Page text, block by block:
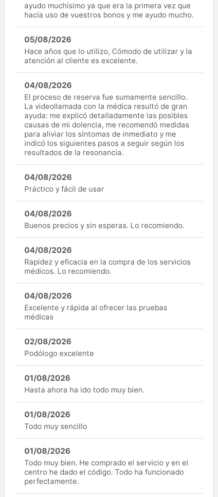
ayudo muchísimo ya que era la primera vez que
hacía uso de vuestros bonos y me ayudo mucho.
05/08/2026
Hace años que lo utilizo, Cómodo de utilizar y la
atención al cliente es excelente.
04/08/2026
El proceso de reserva fue sumamente sencillo.
La videollamada con la médica resultó de gran
ayuda: me explicó detalladamente las posibles
causas de mi dolencia, me recomendó medidas
para aliviar los síntomas de inmediato y me
indicó los siguientes pasos a seguir según los
resultados de la resonancia.
04/08/2026
Práctico y fácil de usar
04/08/2026
Buenos precios y sin esperas. Lo recomiendo.
04/08/2026
Rapidez y eficacia en la compra de los servicios
médicos. Lo recomiendo.
04/08/2026
Excelente y rápida al ofrecer las pruebas
médicas
02/08/2026
Podólogo excelente
01/08/2026
Hasta ahora ha ido todo muy bien.
01/08/2026
Todo muy sencillo
01/08/2026
Todo muy bien. He comprado el servicio y en el
centro he dado el código. Todo ha funcionado
perfectamente.